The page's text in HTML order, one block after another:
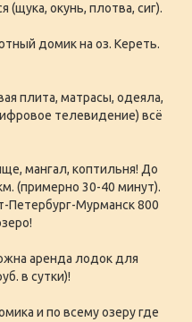
(щука, окунь, плотва, сиг).
домик на оз. Кереть.
плита, матрасы, одеяла,
телевидение) всё
мангал, коптильня! До
(примерно 30-40 минут).
Петербург-Мурманск 800
аренда лодок для
в сутки)!
и по всему озеру где